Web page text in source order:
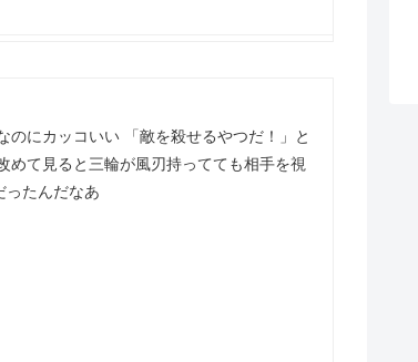
にカッコいい 「敵を殺せるやつだ！」と
めて見ると三輪が風刃持ってても相手を視
ったんだなあ